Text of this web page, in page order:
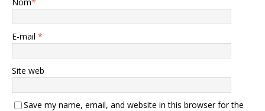
E-mail *
Site web
Save my name, email, and website in this browser for the